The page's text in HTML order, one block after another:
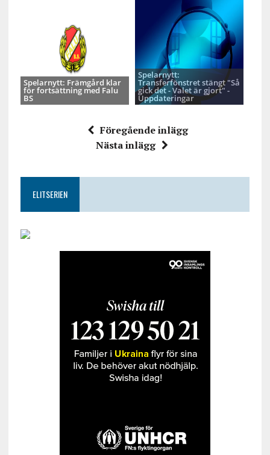
Spelarnytt: Främgård klar
för fortsättning med Falu
BS
Spelarnytt:
Transferfönstret stängt "Så
gick det - Valet är gjort" -
Uppdateringar
Föregående inlägg
Nästa inlägg
ELITSERIEN